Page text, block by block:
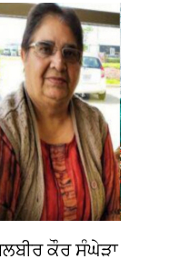
ਕੌਰ ਸੰਘੇੜਾ